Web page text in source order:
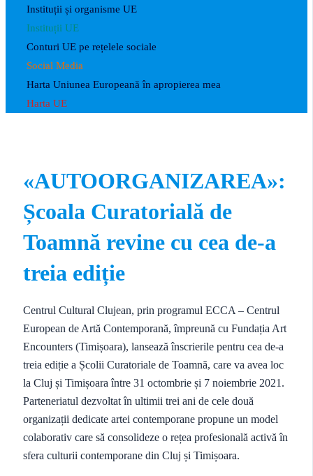
Instituții și organisme UE
Instituții UE
Conturi UE pe rețelele sociale
Social Media
Harta Uniunea Europeană în apropierea mea
Harta UE
«AUTOORGANIZAREA»:
Școala Curatorială de
Toamnă revine cu cea de-a
treia ediție
Centrul Cultural Clujean, prin programul ECCA – Centrul
European de Artă Contemporană, împreună cu Fundația Art
Encounters (Timișoara), lansează înscrierile pentru cea de-a
treia ediție a Școlii Curatoriale de Toamnă, care va avea loc
la Cluj și Timișoara între 31 octombrie și 7 noiembrie 2021.
Parteneriatul dezvoltat în ultimii trei ani de cele două
organizații dedicate artei contemporane propune un model
colaborativ care să consolideze o rețea profesională activă în
sfera culturii contemporane din Cluj și Timișoara.